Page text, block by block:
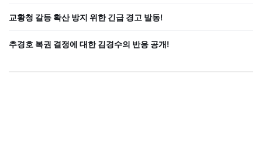
교황청 갈등 확산 방지 위한 긴급 경고 발동!
추경호 복권 결정에 대한 김경수의 반응 공개!